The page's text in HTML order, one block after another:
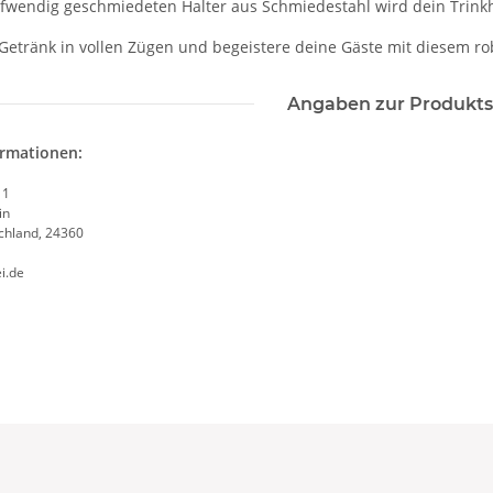
geschmiedeten Halter aus Schmiedestahl wird dein
in vollen Zügen und begeistere deine Gäste mit diesem
Angaben zur
24360